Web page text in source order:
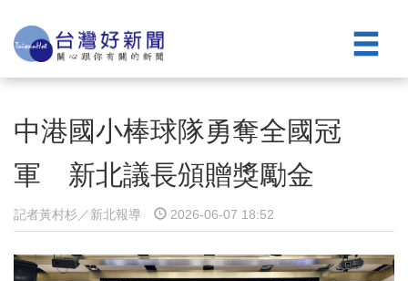
中港國小棒球隊勇奪全國冠
軍 新北議長頒贈獎勵金
記者黃村杉／新北報導 2026-06-07 18:52